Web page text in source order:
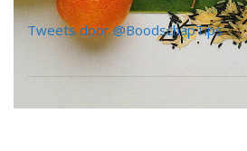
Tweets door @BoodschapTips